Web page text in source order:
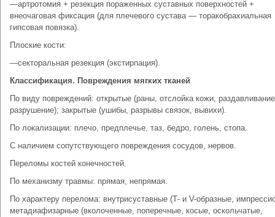
—артротомия + резекция пораженных суставных поверхностей +
внеочаговая фиксация (для плечевого сустава — торакобрахиальная
гипсовая повязка).
Плоские кости:
—секторальная резекция (экстирпация).
Классификация. Повреждения мягких тканей
По виду повреждений: открытые (раны, отслойка кожи,
разрушение); закрытые (ушибы, разрывы связок, вывихи).
По локализации: плечо, предплечье, таз, бедро, голень, стопа.
С наличием сопутствующего повреждения сосудов, нервов.
Переломы костей конечностей.
По механизму травмы: прямая, непрямая.
По характеру перелома: внутрисуставные (Т- и V-образные,
метадиафизарные (вколоченные, поперечные, косые, оскольчатые,